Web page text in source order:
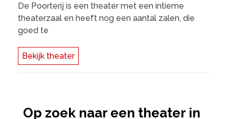
De Poorterij is een theater met een intieme
theaterzaal en heeft nog een aantal zalen, die
goed te
Bekijk theater
Op zoek naar een theater in